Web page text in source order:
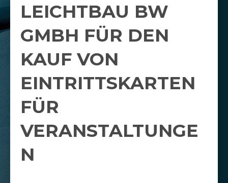
LEICHTBAU BW
GMBH FÜR DEN
KAUF VON
EINTRITTSKARTEN
FÜR
VERANSTALTUNGE
N